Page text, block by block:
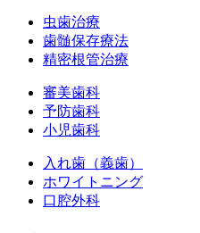
虫歯治療
歯髄保存療法
精密根管治療
審美歯科
予防歯科
小児歯科
入れ歯（義歯）
ホワイトニング
口腔外科